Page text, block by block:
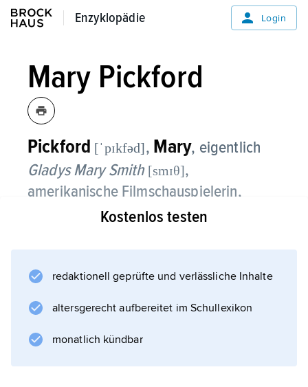
Enzyklopädie
Enzyklopädie Login
Mary Pickford
Pickford [ˈpɪkfəd], Mary, eigentlich
Gladys Mary Smith [smɪθ],
amerikanische Filmschauspielerin,
* Toronto 8. 4. 1893, † Santa Monica
D. W. Griffith
für den Film entdeckt, entwickelte sich mit
kindlich-naiven Rollen (»A good little devil«,
1913; »The poor little rich girl«, 1917;
Kostenlos testen
redaktionell geprüfte und verlässliche Inhalte
altersgerecht aufbereitet im Schullexikon
monatlich kündbar